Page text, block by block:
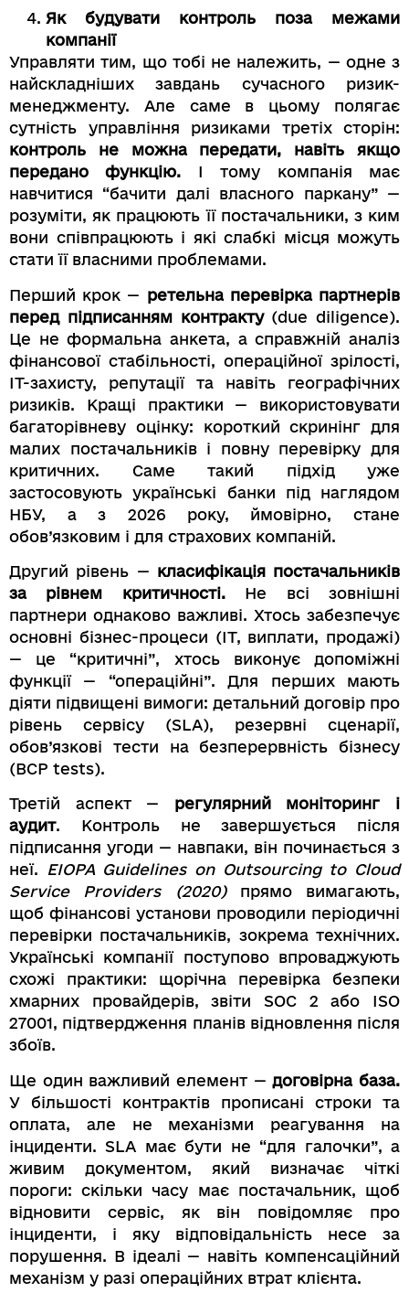
Як будувати контроль поза межами
компанії
Управляти тим, що тобі не належить, — одне з
найскладніших завдань сучасного ризик-
менеджменту. Але саме в цьому полягає
сутність управління ризиками третіх сторін:
контроль не можна передати, навіть якщо
передано функцію. І тому компанія має
навчитися “бачити далі власного паркану” —
розуміти, як працюють її постачальники, з ким
вони співпрацюють і які слабкі місця можуть
стати її власними проблемами.
Перший крок — ретельна перевірка партнерів
перед підписанням контракту(due diligence).
Це не формальна анкета, а справжній аналіз
фінансової стабільності, операційної зрілості,
ІТ-захисту, репутації та навіть географічних
ризиків. Кращі практики — використовувати
багаторівневу оцінку: короткий скринінг для
малих постачальників і повну перевірку для
критичних. Саме такий підхід уже
застосовують українські банки під наглядом
НБУ, а з 2026 року, ймовірно, стане
обов’язковим і для страхових компаній.
Другий рівень — класифікація постачальників
за рівнем критичності.Не всі зовнішні
партнери однаково важливі. Хтось забезпечує
основні бізнес-процеси (IT, виплати, продажі)
— це “критичні”, хтось виконує допоміжні
функції — “операційні”. Для перших мають
діяти підвищені вимоги: детальний договір про
рівень сервісу (SLA), резервні сценарії,
обов’язкові тести на безперервність бізнесу
(BCP tests).
Третій аспект — регулярний моніторинг і
аудит. Контроль не завершується після
підписання угоди — навпаки, він починається з
неї.
EIOPA Guidelines on Outsourcing to Cloud
Service Providers (2020)прямо вимагають,
щоб фінансові установи проводили періодичні
перевірки постачальників, зокрема технічних.
Українські компанії поступово впроваджують
схожі практики: щорічна перевірка безпеки
хмарних провайдерів, звіти SOC 2 або ISO
27001, підтвердження планів відновлення після
збоїв.
Ще один важливий елемент —договірна база.
У більшості контрактів прописані строки та
оплата, але не механізми реагування на
інциденти. SLA має бути не “для галочки”, а
живим документом, який визначає чіткі
пороги: скільки часу має постачальник, щоб
відновити сервіс, як він повідомляє про
інциденти, і яку відповідальність несе за
порушення. В ідеалі — навіть компенсаційний
механізм у разі операційних втрат клієнта.